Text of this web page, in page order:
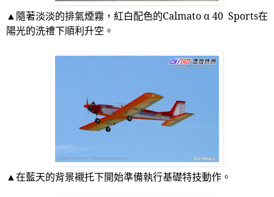
▲隨著淡淡的排氣煙霧，紅白配色的Calmatoα40 Sports在
陽光的洗禮下順利升空。
▲在藍天的背景襯托下開始準備執行基礎特技動作。